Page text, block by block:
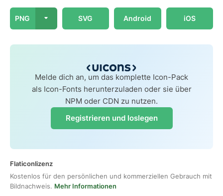
PNG SVG Android iOS
Melde dich an, um das komplette Icon-Pack
als Icon-Fonts herunterzuladen oder sie über
NPM oder CDN zu nutzen.
Registrieren und loslegen
Flaticonlizenz
Kostenlos für den persönlichen und kommerziellen Gebrauch mit
Bildnachweis. Mehr Informationen